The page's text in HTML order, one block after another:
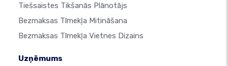
Tiešsaistes Tikšanās Plānotājs
Bezmaksas Tīmekļa Mitināšana
Bezmaksas Tīmekļa Vietnes Dizains
Uzņēmums